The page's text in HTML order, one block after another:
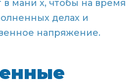
в мани х, чтобы на время
делах и
напряжение.